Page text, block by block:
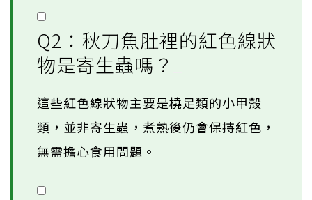
Q2：秋刀魚肚裡的紅色線狀
物是寄生蟲嗎？
這些紅色線狀物主要是橈足類的小甲殼
類，並非寄生蟲，煮熟後仍會保持紅色，
無需擔心食用問題。